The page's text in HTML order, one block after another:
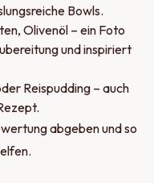
Bowls.
Olivenöl – ein Foto
und inspiriert
Reispudding – auch
abgeben und so